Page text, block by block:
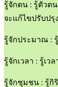
รู้จักตน : รู้ตัวต
จะแก้ไขปรับปรุ
รู้จักประมาณ :
รู้จักเวลา : รู้เว
รู้จักชุมชน : รู้กิ